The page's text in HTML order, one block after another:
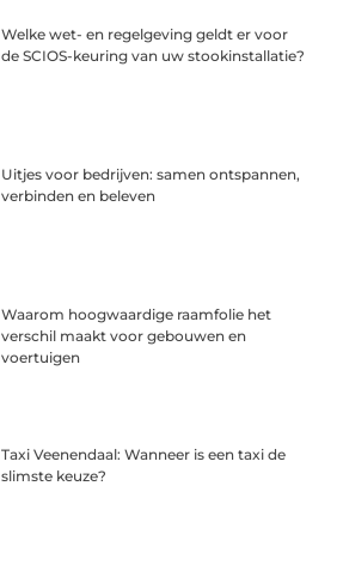
Welke wet- en regelgeving geldt er voor
de SCIOS-keuring van uw stookinstallatie?
Uitjes voor bedrijven: samen ontspannen,
verbinden en beleven
Waarom hoogwaardige raamfolie het
verschil maakt voor gebouwen en
voertuigen
Taxi Veenendaal: Wanneer is een taxi de
slimste keuze?